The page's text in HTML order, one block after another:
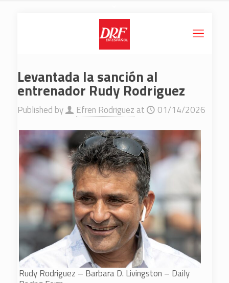
Levantada la sanción al
entrenador Rudy Rodriguez
Published by Efren Rodriguez at 01/14/2026
Rudy Rodriguez – Barbara D. Livingston – Daily